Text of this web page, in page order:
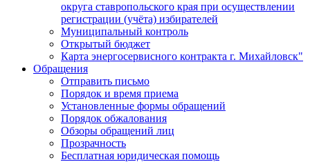
округа ставропольского края при осуществлении
регистрации (учёта) избирателей
Муниципальный контроль
Открытый бюджет
Карта энергосервисного контракта г. Михайловск"
Обращения
Отправить письмо
Порядок и время приема
Установленные формы обращений
Порядок обжалования
Обзоры обращений лиц
Прозрачность
Бесплатная юридическая помощь